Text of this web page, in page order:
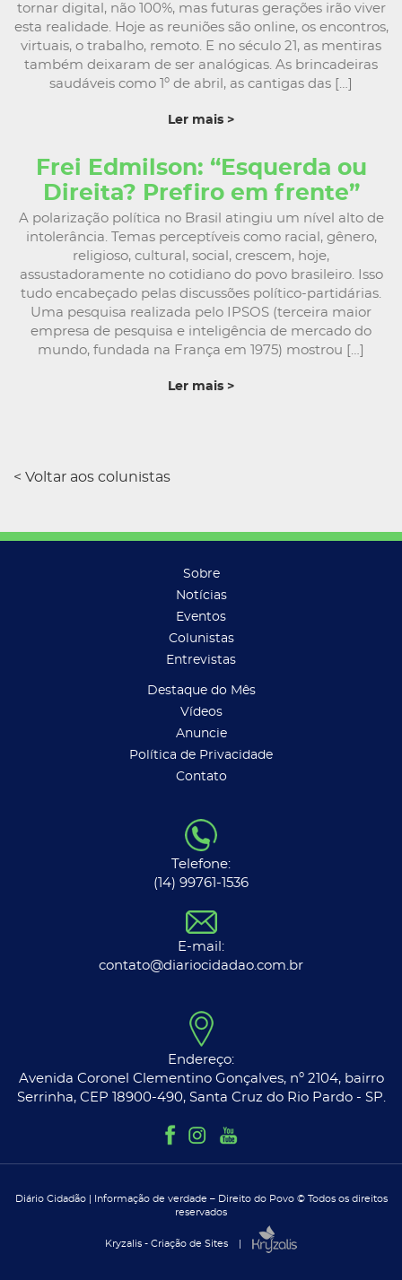
tornar digital, não 100%, mas futuras gerações irão viver
esta realidade. Hoje as reuniões são online, os encontros,
virtuais, o trabalho, remoto. E no século 21, as mentiras
também deixaram de ser analógicas. As brincadeiras
saudáveis como 1º de abril, as cantigas das […]
Ler mais >
Frei Edmilson: “Esquerda ou
Direita? Prefiro em frente”
A polarização política no Brasil atingiu um nível alto de
intolerância. Temas perceptíveis como racial, gênero,
religioso, cultural, social, crescem, hoje,
assustadoramente no cotidiano do povo brasileiro. Isso
tudo encabeçado pelas discussões político-partidárias.
Uma pesquisa realizada pelo IPSOS (terceira maior
empresa de pesquisa e inteligência de mercado do
mundo, fundada na França em 1975) mostrou […]
Ler mais >
< Voltar aos colunistas
Sobre
Notícias
Eventos
Colunistas
Entrevistas
Destaque do Mês
Vídeos
Anuncie
Política de Privacidade
Contato
Telefone:
(14) 99761-1536
E-mail:
contato@diariocidadao.com.br
Endereço:
Avenida Coronel Clementino Gonçalves, nº 2104, bairro
Serrinha, CEP 18900-490, Santa Cruz do Rio Pardo - SP.
Diário Cidadão | Informação de verdade – Direito do Povo © Todos os direitos
reservados
Kryzalis - Criação de Sites |